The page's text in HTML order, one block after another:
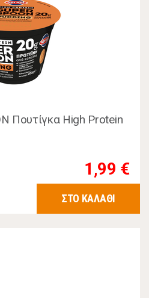
Πουτίγκα High Protein
1,99 €
ΣΤΟ ΚΑΛΑΘΙ